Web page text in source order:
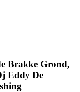
Brakke Grond,
Eddy De